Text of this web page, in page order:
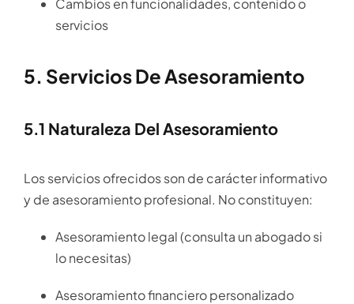
Cambios en funcionalidades, contenido o
servicios
5. Servicios De Asesoramiento
5.1 Naturaleza Del Asesoramiento
Los servicios ofrecidos son de carácter informativo
y de asesoramiento profesional. No constituyen:
Asesoramiento legal (consulta un abogado si
lo necesitas)
Asesoramiento financiero personalizado